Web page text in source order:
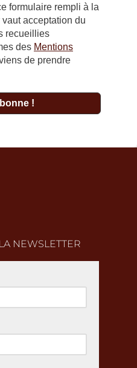
formulaire rempli à la
acceptation du
recueillies
des Mentions
de prendre
NEWSLETTER